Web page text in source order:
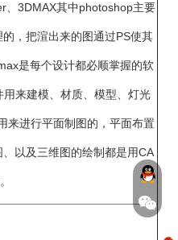
、3DMAX其中photoshop主要
，把渲出来的图通过PS使其
是每个设计都必顺掌握的软
来建模、材质、模型、灯光
来进行平面制图的，平面布置
以及三维图的绘制都是用CA